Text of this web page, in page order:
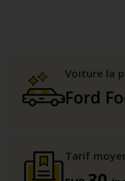
Voiture la
Ford
Tarif